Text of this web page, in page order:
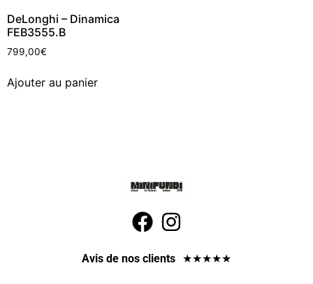
DeLonghi – Dinamica
FEB3555.B
799,00€
Ajouter au panier
Avis de nos clients ★★★★★